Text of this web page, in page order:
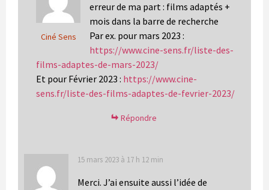
Ciné Sens
erreur de ma part : films adaptés +
mois dans la barre de recherche
Par ex. pour mars 2023 :
https://www.cine-sens.fr/liste-des-
films-adaptes-de-mars-2023/
Et pour Février 2023 : https://www.cine-
sens.fr/liste-des-films-adaptes-de-fevrier-2023/
Répondre
15 mars 2023 à 17 h 12 min
Merci. J’ai ensuite aussi l’idée de